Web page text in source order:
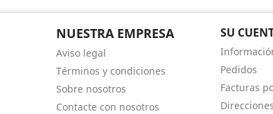
NUESTRA EMPRESA
Aviso legal
Términos y condiciones
Sobre nosotros
Contacte con nosotros
SU
Pedidos
Facturas
Direcciones